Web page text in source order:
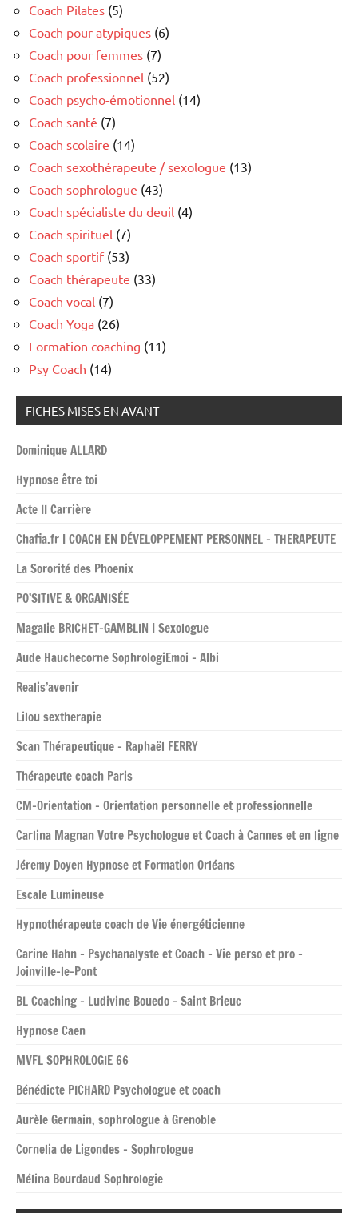
Coach Pilates (5)
Coach pour atypiques (6)
Coach pour femmes (7)
Coach professionnel (52)
Coach psycho-émotionnel (14)
Coach santé (7)
Coach scolaire (14)
Coach sexothérapeute / sexologue (13)
Coach sophrologue (43)
Coach spécialiste du deuil (4)
Coach spirituel (7)
Coach sportif(53)
Coach thérapeute (33)
Coach vocal (7)
Coach Yoga (26)
Formation coaching (11)
Psy Coach (14)
FICHES MISES EN AVANT
Dominique ALLARD
Hypnose être toi
Acte II Carrière
Chafia.fr | COACH EN DÉVELOPPEMENT PERSONNEL – THERAPEUTE
La Sororité des Phoenix
PO’SITIVE & ORGANISÉE
Magalie BRICHET-GAMBLIN | Sexologue
Aude Hauchecorne SophrologiEmoi – Albi
Realis’avenir
Lilou sextherapie
Scan Thérapeutique – Raphaël FERRY
Thérapeute coach Paris
CM-Orientation – Orientation personnelle et professionnelle
Carlina Magnan Votre Psychologue et Coach à Cannes et en ligne
Jéremy Doyen Hypnose et Formation Orléans
Escale Lumineuse
Hypnothérapeute coach de Vie énergéticienne
Carine Hahn – Psychanalyste et Coach – Vie perso et pro –
Joinville-le-Pont
BL Coaching – Ludivine Bouedo – Saint Brieuc
Hypnose Caen
MVFL SOPHROLOGIE 66
Bénédicte PICHARD Psychologue et coach
Aurèle Germain, sophrologue à Grenoble
Cornelia de Ligondes – Sophrologue
Mélina Bourdaud Sophrologie